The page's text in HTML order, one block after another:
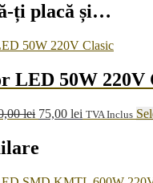
ți placă și…
LED 50W 220V
lei Prețul
fost:
75,00 lei Prețul
TVA Inclus